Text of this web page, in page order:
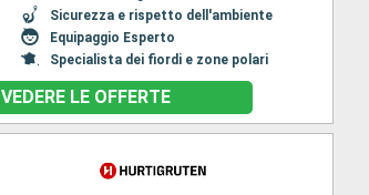
Sicurezza e rispetto dell'ambiente
Equipaggio Esperto
Specialista dei fiordi e zone polari
VEDERE LE OFFERTE